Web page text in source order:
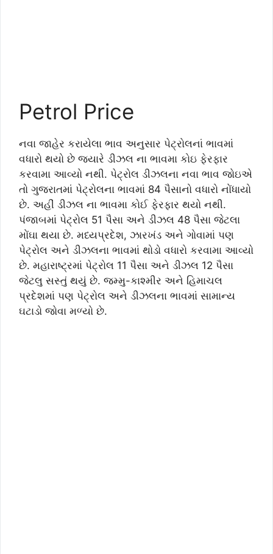
Petrol Price
નવા જાહેર કરાયેલા ભાવ અનુસાર પેટ્રોલનાં ભાવમાં
વધારો થયો છે જ્યારે ડીઝલ ના ભાવમા કોઇ ફેરફાર
કરવામા આવ્યો નથી. પેટ્રોલ ડીઝલના નવા ભાવ જોઇએ
તો ગુજરાતમાં પેટ્રોલના ભાવમાં 84 પૈસાનો વધારો નોંધાયો
છે. અહીં ડીઝલ ના ભાવમા કોઈ ફેરફાર થયો નથી.
પંજાબમાં પેટ્રોલ 51 પૈસા અને ડીઝલ 48 પૈસા જેટલા
મોંઘા થયા છે. મધ્યપ્રદેશ, ઝારખંડ અને ગોવામાં પણ
પેટ્રોલ અને ડીઝલના ભાવમાં થોડો વધારો કરવામા આવ્યો
છે. મહારાષ્ટ્રમાં પેટ્રોલ 11 પૈસા અને ડીઝલ 12 પૈસા
જેટલુ સસ્તું થયું છે. જમ્મુ-કાશ્મીર અને હિમાચલ
પ્રદેશમાં પણ પેટ્રોલ અને ડીઝલના ભાવમાં સામાન્ય
ઘટાડો જોવા મળ્યો છે.